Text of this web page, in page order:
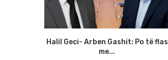
Halil Geci- Arben Gashit: Po të flas
me...